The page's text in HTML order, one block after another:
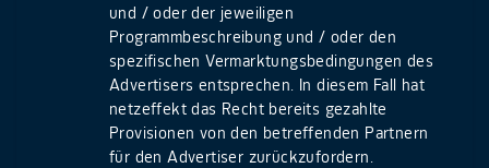
und / oder der jeweiligen
Programmbeschreibung und / oder den
spezifischen Vermarktungsbedingungen des
Advertisers entsprechen. In diesem Fall hat
netzeffekt das Recht bereits gezahlte
Provisionen von den betreffenden Partnern
für den Advertiser zurückzufordern.